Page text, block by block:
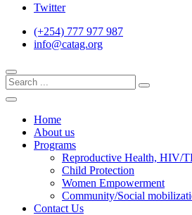
Twitter
(+254) 777 977 987
info@catag.org
Home
About us
Programs
Reproductive Health, HIV/
Child Protection
Women Empowerment
Community/Social
Contact Us